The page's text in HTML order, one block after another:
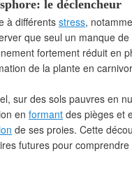
le déclencheur
à différents stress,
que seul un manque
fortement réduit en
de la plante en
sur des sols pauvres en
en formant des pièges et
de ses proies. Cette
futures pour